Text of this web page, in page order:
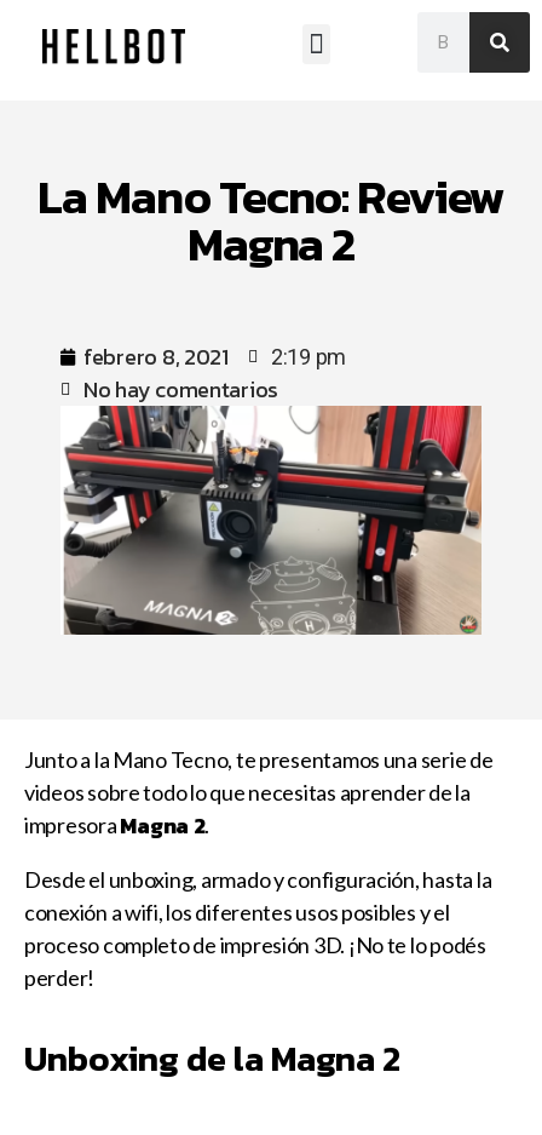
La Mano Tecno: Review
Magna 2
febrero 8, 2021 2:19 pm
No hay comentarios
Junto a la Mano Tecno, te presentamos una serie de
videos sobre todo lo que necesitas aprender de la
impresoraMagna 2.
Desde el unboxing, armado y configuración, hasta la
conexión a wifi, los diferentes usos posibles y el
proceso completo de impresión 3D. ¡No te lo podés
perder!
Unboxing de la Magna 2